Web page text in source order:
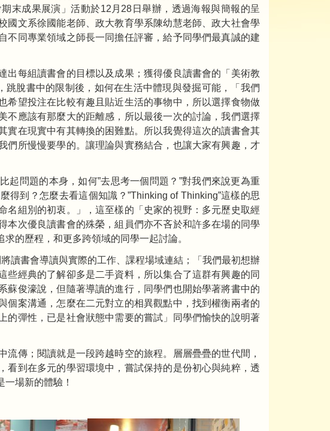
末成果展演」活動於12月28日舉辦，透過海報與簡報的呈
國文系徐國能老師、政大教育學系陳幼慧老師、政大社會學
不同專業領域之師長一同擔任評審，給予同學們最真誠的建
出每組讀書會的目標以及成果；獲得優良讀書會的「美術教
脫書中的限制後，如何在生活中體現與發掘可能，「我們
希望投注在比較有趣且貼近生活的事物中，所以選擇食物做
不應該有那麼大的距離感，所以最後一次的討論，我們選擇
實在現實中有其轉換的困難點。所以我覺得這次的讀書會其
們所慢慢要學的。讓理論與實務結合，也讓大家有興趣，才
起問題的本身，如何”去思考一個問題？”對我們來說更為重
到？怎麼去看這個知識？”Thinking of Thinking”這樣的思
名組別的初衷。」，這至樣的「史家的視野：多元歷史取經
本次優良讀書會的殊榮，組員們亦不吝於和許多在場的同學
的歷程，和更多跨領域的同學一起討論。
讀書會導讀與實際的工作、課程場域連結；「我們最初想辦
經典的了解卻多是二手資料，所以集合了這群有興趣的同
蘇俊濠說，但隨著導讀的進行，同學們也開始學著將書中的
個案溝通，怎麼在二元對立的相異觀點中，找到權衡兩者的
的彈性，已是社會狀態中需要的嘗試」同學們愉快的說明著
傳；閱讀就是一段跨越時空的旅程。層層疊疊的世代間，
看到在多元的學習環境中，嘗試保持的是份初心與純粹，透
場新的體驗！